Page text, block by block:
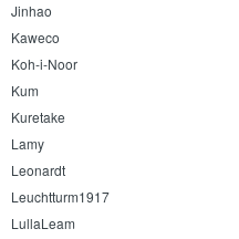
Jinhao
Kaweco
Koh-i-Noor
Kum
Kuretake
Lamy
Leonardt
Leuchtturm1917
LullaLeam